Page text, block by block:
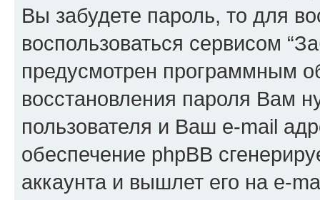
Вы забудете пароль, то для
воспользоваться сервисом
предусмотрен программным
восстановления пароля Вам
пользователя и Ваш e-mail
обеспечение phpBB
аккаунта и вышлет его на e-